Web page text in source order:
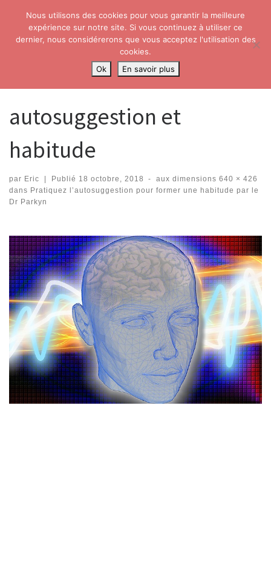
Skip to content
Search
Pratiquez l’autosuggestion pour former une habitude par le
autosuggestion et habitude
autosuggestion et
habitude
par Eric | Publié 18 octobre, 2018 - aux dimensions 640 × 426
dans Pratiquez l’autosuggestion pour former une habitude par le
Dr Parkyn
Navigation dans les images
Nous utilisons des cookies pour vous garantir la meilleure
expérience sur notre site. Si vous continuez à utiliser ce
dernier, nous considérerons que vous acceptez l'utilisation des
cookies.
Ok
En savoir plus